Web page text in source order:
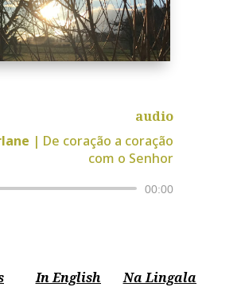
audio
| De coração a coração
com o Senhor
Reprodutor
00:00
In English
Na Lingala